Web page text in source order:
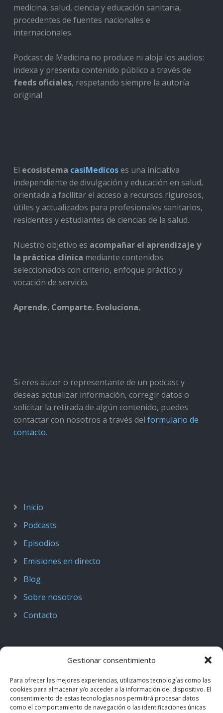
Gestionar consentimiento
Para ofrecer las mejores experiencias, utilizamos tecnologías como las
cookies para almacenar y/o acceder a la información del dispositivo. El
consentimiento de estas tecnologías nos permitirá procesar datos
como el comportamiento de navegación o las identificaciones únicas
medicina, salud, ciencia y educación sanitaria,
procedentes de fuentes nacionales e
internacionales.
Podcast de Medicina no produce ni aloja los audios:
indexa y presenta contenido público a través de
feeds oficiales, respetando siempre la autoría
original.
El ecosistema casiMedicoses una iniciativa
independiente de divulgación y educación en salud,
orientada a facilitar el acceso a recursos rigurosos,
útiles y actualizados para profesionales sanitarios,
residentes y estudiantes de ciencias de la salud.
Nuestro objetivo es acompañar el aprendizaje y
la práctica clínica mediante contenidos
seleccionados con criterio, enfoque práctico y
vocación de servicio.
Aprende. Comparte. Evoluciona.
Si eres autor o representante de un podcast y
deseas actualizar información, corregir datos o
solicitar la retirada de algún contenido, puedes
contactar con nosotros a través del formulario de
contacto.
Inicio
Podcasts
Episodios
Emisiones en directo
Blog
Sobre nosotros
Contacto